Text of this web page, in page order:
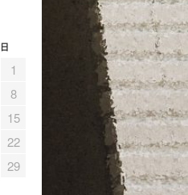
日
1
8
15
22
29